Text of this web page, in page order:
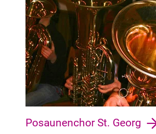
Posaunenchor St. Georg